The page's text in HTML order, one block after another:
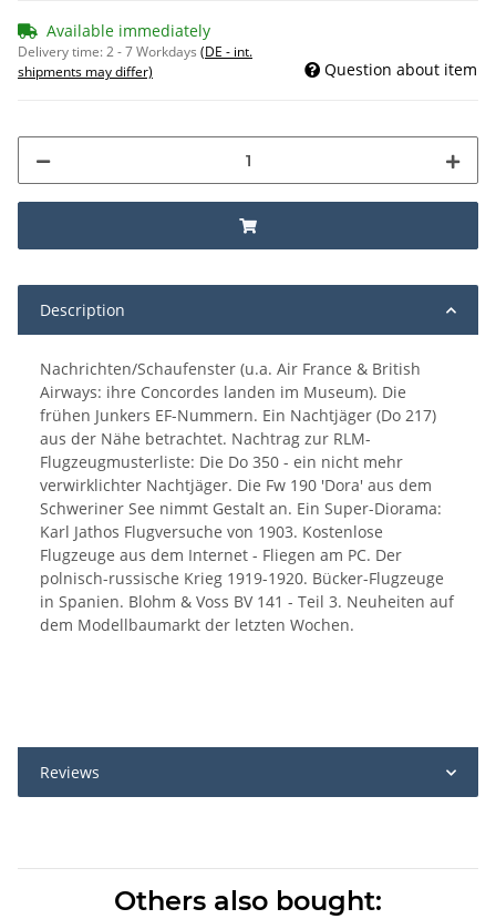
Available immediately
Delivery time:2 - 7 Workdays (DE - int.
shipments may differ)
Question about item
Description
Nachrichten/Schaufenster (u.a. Air France & British
Airways: ihre Concordes landen im Museum). Die
frühen Junkers EF-Nummern. Ein Nachtjäger (Do 217)
aus der Nähe betrachtet. Nachtrag zur RLM-
Flugzeugmusterliste: Die Do 350 - ein nicht mehr
verwirklichter Nachtjäger. Die Fw 190 'Dora' aus dem
Schweriner See nimmt Gestalt an. Ein Super-Diorama:
Karl Jathos Flugversuche von 1903. Kostenlose
Flugzeuge aus dem Internet - Fliegen am PC. Der
polnisch-russische Krieg 1919-1920. Bücker-Flugzeuge
in Spanien. Blohm & Voss BV 141 - Teil 3. Neuheiten auf
dem Modellbaumarkt der letzten Wochen.
Reviews
Others also bought: